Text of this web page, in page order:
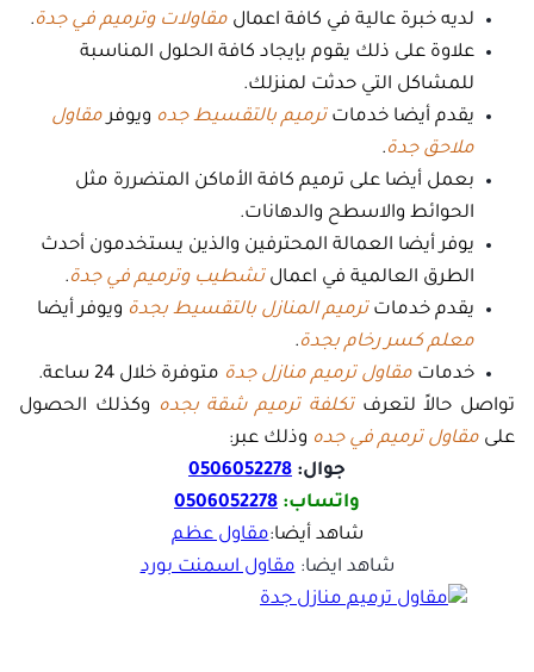
لديه خبرة عالية في كافة اعمال مقاولات وترميم في جدة.
علاوة على ذلك يقوم بإيجاد كافة الحلول المناسبة
للمشاكل التي حدثت لمنزلك.
يقدم أيضا خدمات ترميم بالتقسيط جده ويوفر مقاول
ملاحق جدة.
بعمل أيضا على ترميم كافة الأماكن المتضررة مثل
الحوائط والاسطح والدهانات.
يوفر أيضا العمالة المحترفين والذين يستخدمون أحدث
الطرق العالمية في اعمال تشطيب وترميم في جدة.
يقدم خدمات ترميم المنازل بالتقسيط بجدة ويوفر أيضا
معلم كسر رخام بجدة.
خدمات مقاول ترميم منازل جدة متوفرة خلال 24 ساعة.
تواصل حالاً لتعرفتكلفة ترميم شقة بجده وكذلك الحصول
على مقاول ترميم في جده وذلك عبر:
جوال: 0506052278
واتساب: 0506052278
شاهد أيضا:مقاول عظم
شاهد ايضا:مقاول اسمنت بورد